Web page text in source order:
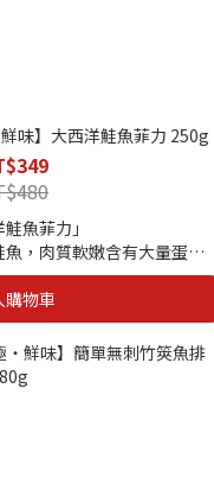
味】大西洋鮭魚菲力 250g
鮭魚菲力」
，肉質軟嫩含有大量蛋白
、鐵、維生素Ｂ群等營養
幫助血液順暢及活化腦部。
屬高緯度地區海水低溫，使
，因此食用起來格外柔嫩細
上海自慢獨家鹽漬手法，保
佳紮實，亦能提引出⻝材的
購物車